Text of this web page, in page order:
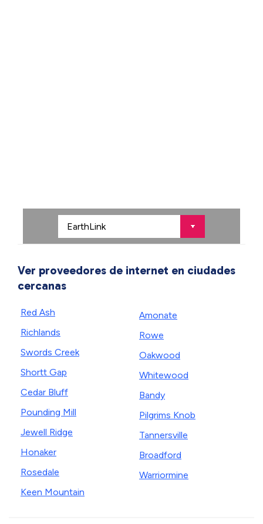
Ver proveedores de internet en ciudades
cercanas
Red Ash
Richlands
Swords Creek
Shortt Gap
Cedar Bluff
Pounding Mill
Jewell Ridge
Honaker
Rosedale
Keen Mountain
Amonate
Rowe
Oakwood
Whitewood
Bandy
Pilgrims Knob
Tannersville
Broadford
Warriormine